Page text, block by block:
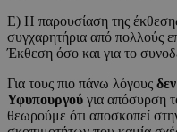
Ε) Η παρουσίαση της
συγχαρητήρια από πολλούς
Έκθεση όσο και για το
Για τους πιο πάνω λόγους
Υφυπουργού για απόσυρση
θεωρούμε ότι αποσκοπεί